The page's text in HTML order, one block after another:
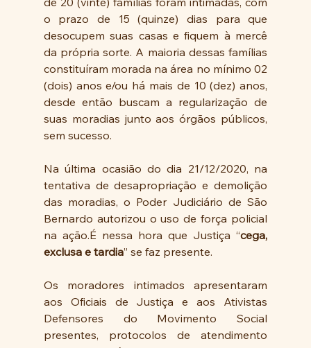
o prazo de 15 (quinze) dias para que
desocupem suas casas e fiquem à mercê
da própria sorte. A maioria dessas famílias
constituíram morada na área no mínimo 02
(dois) anos e/ou há mais de 10 (dez) anos,
desde então buscam a regularização de
suas moradias junto aos órgãos públicos,
sem sucesso.
Na última ocasião do dia 21/12/2020, na
tentativa de desapropriação e demolição
das moradias, o Poder Judiciário de São
Bernardo autorizou o uso de força policial
na ação.É nessa hora que Justiça “cega,
exclusa e tardia” se faz presente.
Os moradores intimados apresentaram
aos Oficiais de Justiça e aos Ativistas
Defensores do Movimento Social
presentes, protocolos de atendimento